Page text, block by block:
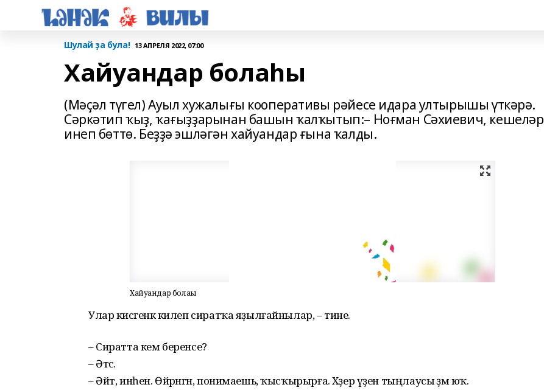
Шулай ҙа була! 13 АПРЕЛЯ 2022, 07:00
Хайуандар болаһы
(Мәҫәл түгел) Ауыл хужалығы кооперативы рәйесе идара ултырышы үткәрә.
Сәркәтип ҡыҙ, ҡағыҙҙарынан башын ҡал­ҡытып:– Ноғман Сәхиевич, кешеләр
инеп бөттө. Беҙҙә эшләгән хай­уандар ғына ҡалды.
Хайуандар болаһы
Улар кисә­генәк килеп сиратҡа яҙылғай­нылар, – тине.
– Сиратта кем беренсе?
– Әтәс.
– Әйт, инһен. Өйрәнгән, понимаешь, ҡысҡырырға. Хәҙер үҙен тыңлаусы әҙәм юҡ.